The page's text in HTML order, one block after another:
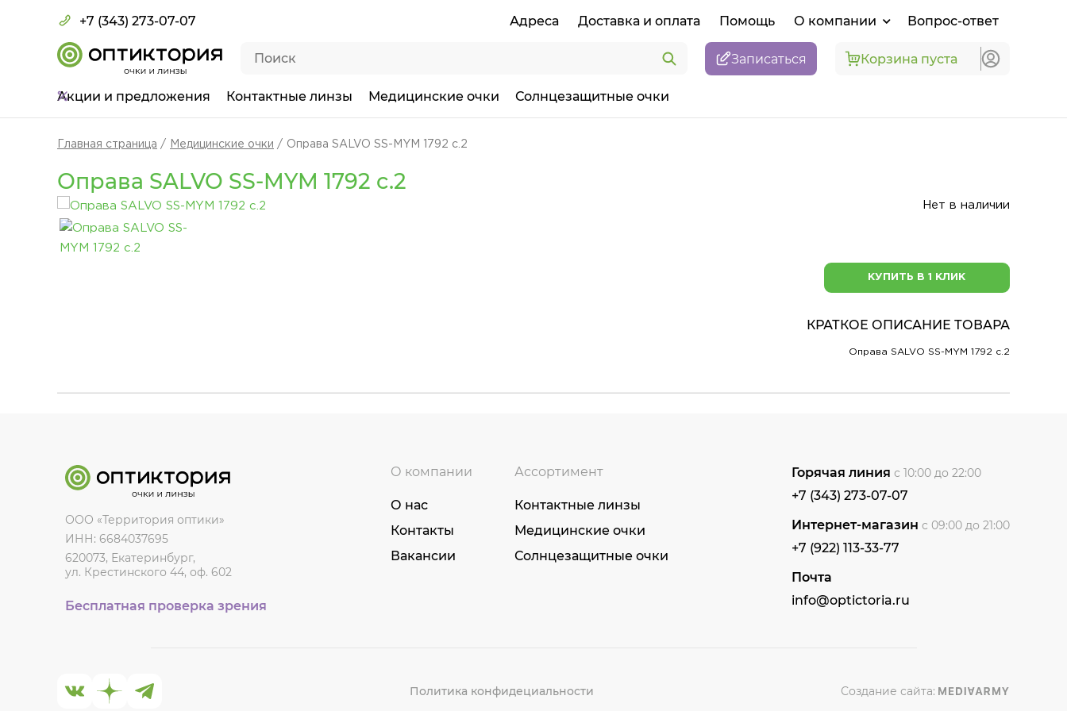
+7 (343) 273-07-07 Адреса Доставка и оплата Помощь О компании Вопрос-ответ
Записаться Корзина пуста
Акции и предложения Контактные линзы Медицинские очки Солнцезащитные очки
Главная страница Медицинские очки Оправа SALVO SS-MYM 1792 c.2
Оправа SALVO SS-MYM 1792 c.2
Нет в наличии
КУПИТЬ В 1 КЛИК
КРАТКОЕ ОПИСАНИЕ ТОВАРА
Оправа SALVO SS-MYM 1792 c.2
ООО «Территория оптики»
ИНН: 6684037695
620073, Екатеринбург,
ул. Крестинского 44, оф. 602
Бесплатная проверка зрения
О компании
О нас
Контакты
Вакансии
Ассортимент
Контактные линзы
Медицинские очки
Солнцезащитные очки
Горячая линия с 10:00 до 22:00
+7 (343) 273-07-07
Интернет-магазин с 09:00 до 21:00
+7 (922) 113-33-77
Почта
info@optictoria.ru
Политика конфидециальности Создание сайта: